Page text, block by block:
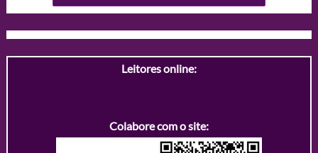
Leitores online:
Colabore com o site: